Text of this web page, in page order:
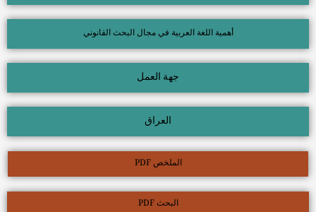
أهمية اللغة العربية في مجال البحث القانوني
جهة العمل
العراق
الملخص PDF
البحث PDF